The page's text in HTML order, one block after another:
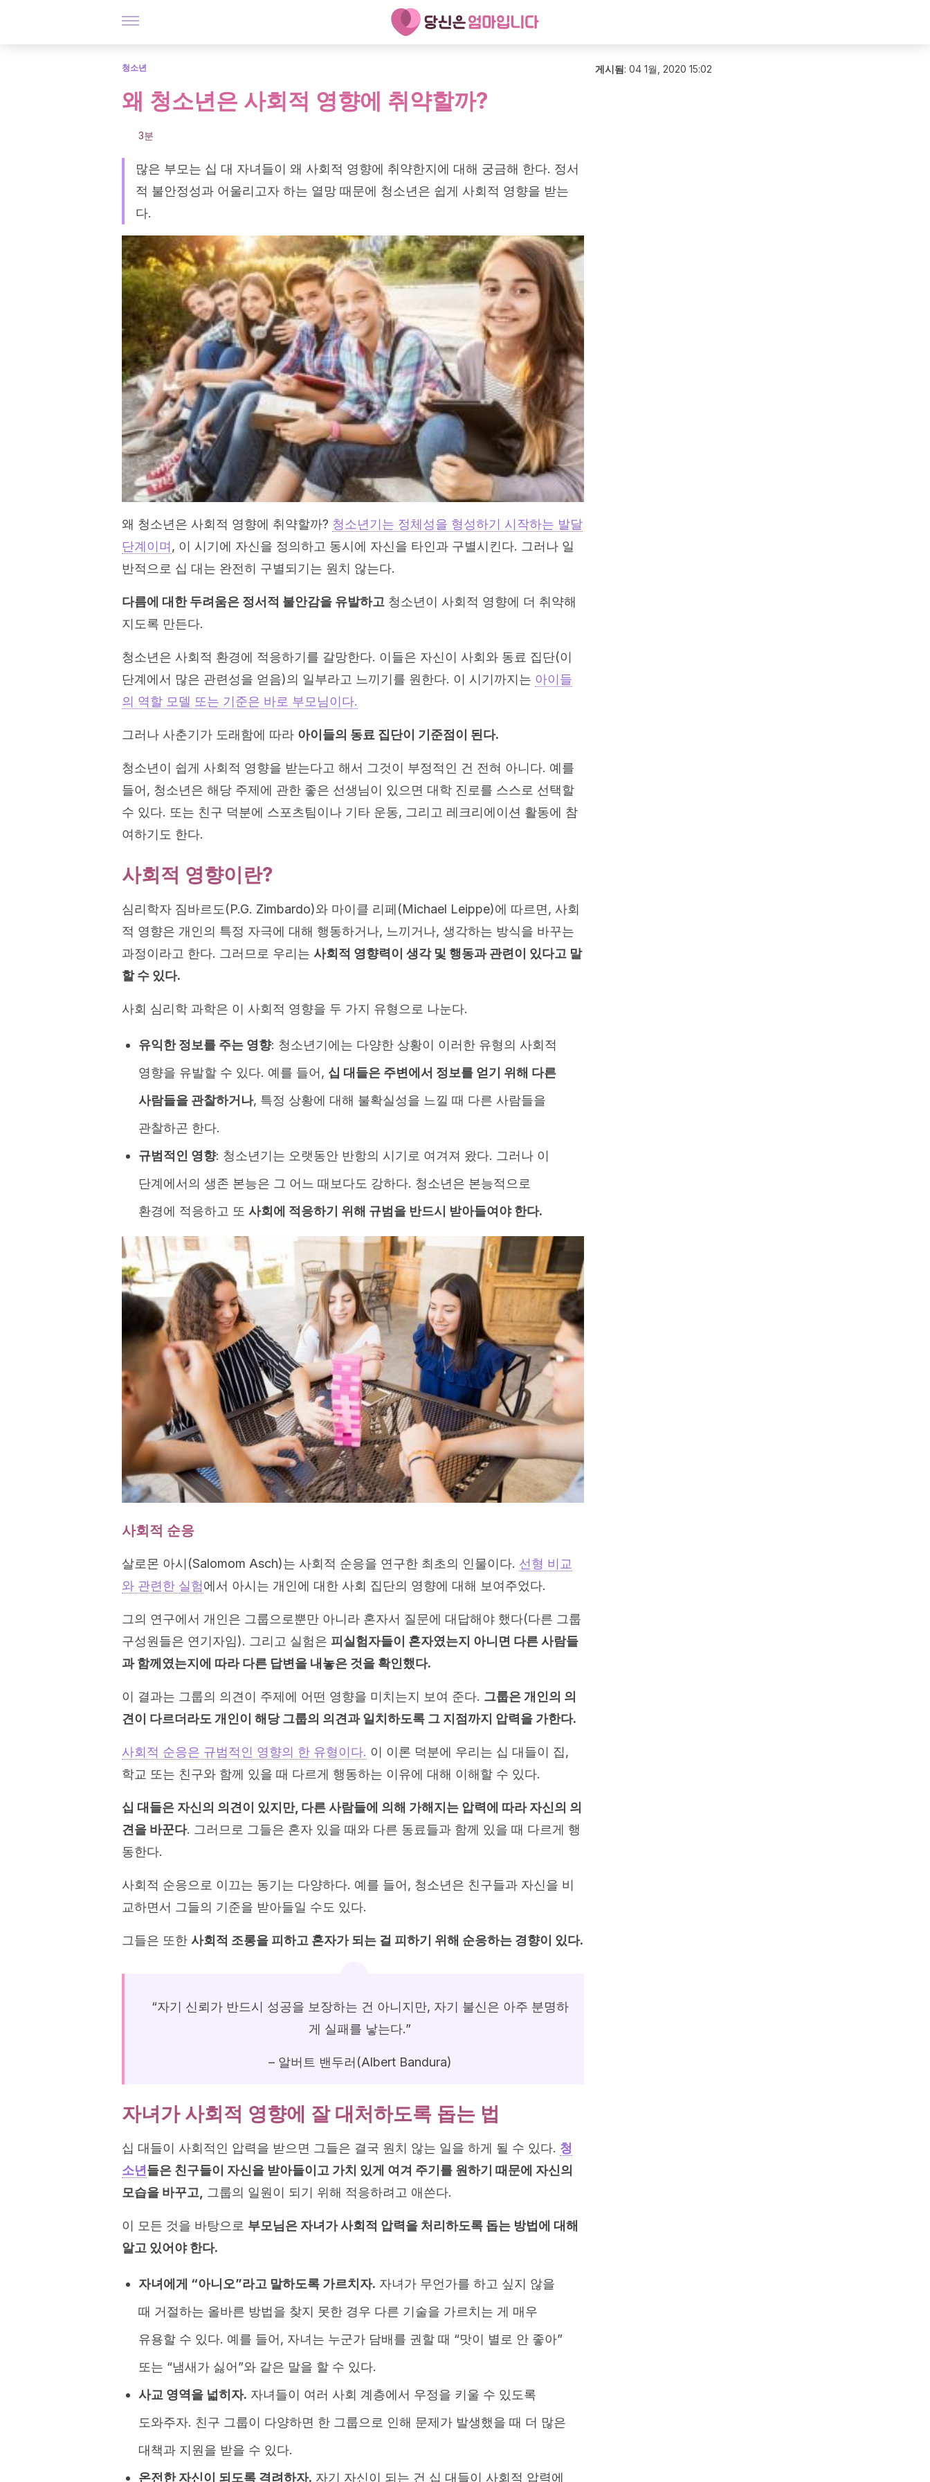
청소년
왜 청소년은 사회적 영향에 취약할까?
3분
많은 부모는 십 대 자녀들이 왜 사회적 영향에 취약한지에 대해 궁금해 한다. 정서
적 불안정성과 어울리고자 하는 열망 때문에 청소년은 쉽게 사회적 영향을 받는
다.
왜 청소년은 사회적 영향에 취약할까? 청소년기는 정체성을 형성하기 시작하는 발달
단계이며, 이 시기에 자신을 정의하고 동시에 자신을 타인과 구별시킨다. 그러나 일
반적으로 십 대는 완전히 구별되기는 원치 않는다.
다름에 대한 두려움은 정서적 불안감을 유발하고 청소년이 사회적 영향에 더 취약해
지도록 만든다.
청소년은 사회적 환경에 적응하기를 갈망한다. 이들은 자신이 사회와 동료 집단(이
단계에서 많은 관련성을 얻음)의 일부라고 느끼기를 원한다. 이 시기까지는 아이들
의 역할 모델 또는 기준은 바로 부모님이다.
그러나 사춘기가 도래함에 따라 아이들의 동료 집단이 기준점이 된다.
청소년이 쉽게 사회적 영향을 받는다고 해서 그것이 부정적인 건 전혀 아니다. 예를
들어, 청소년은 해당 주제에 관한 좋은 선생님이 있으면 대학 진로를 스스로 선택할
수 있다. 또는 친구 덕분에 스포츠팀이나 기타 운동, 그리고 레크리에이션 활동에 참
여하기도 한다.
사회적 영향이란?
심리학자 짐바르도(P.G. Zimbardo)와 마이클 리페(Michael Leippe)에 따르면, 사회
적 영향은 개인의 특정 자극에 대해 행동하거나, 느끼거나, 생각하는 방식을 바꾸는
과정이라고 한다. 그러므로 우리는 사회적 영향력이 생각 및 행동과 관련이 있다고 말
할 수 있다.
사회 심리학 과학은 이 사회적 영향을 두 가지 유형으로 나눈다.
유익한 정보를 주는 영향: 청소년기에는 다양한 상황이 이러한 유형의 사회적
영향을 유발할 수 있다. 예를 들어, 십 대들은 주변에서 정보를 얻기 위해 다른
사람들을 관찰하거나, 특정 상황에 대해 불확실성을 느낄 때 다른 사람들을
관찰하곤 한다.
규범적인 영향: 청소년기는 오랫동안 반항의 시기로 여겨져 왔다. 그러나 이
단계에서의 생존 본능은 그 어느 때보다도 강하다. 청소년은 본능적으로
환경에 적응하고 또 사회에 적응하기 위해 규범을 반드시 받아들여야 한다.
사회적 순응
살로몬 아시(Salomom Asch)는 사회적 순응을 연구한 최초의 인물이다. 선형 비교
와 관련한 실험에서 아시는 개인에 대한 사회 집단의 영향에 대해 보여주었다.
그의 연구에서 개인은 그룹으로뿐만 아니라 혼자서 질문에 대답해야 했다(다른 그룹
구성원들은 연기자임). 그리고 실험은 피실험자들이 혼자였는지 아니면 다른 사람들
과 함께였는지에 따라 다른 답변을 내놓은 것을 확인했다.
이 결과는 그룹의 의견이 주제에 어떤 영향을 미치는지 보여 준다. 그룹은 개인의 의
견이 다르더라도 개인이 해당 그룹의 의견과 일치하도록 그 지점까지 압력을 가한다.
사회적 순응은 규범적인 영향의 한 유형이다. 이 이론 덕분에 우리는 십 대들이 집,
학교 또는 친구와 함께 있을 때 다르게 행동하는 이유에 대해 이해할 수 있다.
십 대들은 자신의 의견이 있지만, 다른 사람들에 의해 가해지는 압력에 따라 자신의 의
견을 바꾼다. 그러므로 그들은 혼자 있을 때와 다른 동료들과 함께 있을 때 다르게 행
동한다.
사회적 순응으로 이끄는 동기는 다양하다. 예를 들어, 청소년은 친구들과 자신을 비
교하면서 그들의 기준을 받아들일 수도 있다.
그들은 또한 사회적 조롱을 피하고 혼자가 되는 걸 피하기 위해 순응하는 경향이 있다.
“자기 신뢰가 반드시 성공을 보장하는 건 아니지만, 자기 불신은 아주 분명하
게 실패를 낳는다.”
– 알버트 밴두러(Albert Bandura)
자녀가 사회적 영향에 잘 대처하도록 돕는 법
십 대들이 사회적인 압력을 받으면 그들은 결국 원치 않는 일을 하게 될 수 있다. 청
소년 들은 친구들이 자신을 받아들이고 가치 있게 여겨 주기를 원하기 때문에 자신의
모습을 바꾸고,
그룹의 일원이 되기 위해 적응하려고 애쓴다.
이 모든 것을 바탕으로 부모님은 자녀가 사회적 압력을 처리하도록 돕는 방법에 대해
알고 있어야 한다.
자녀에게 “아니오”라고 말하도록 가르치자. 자녀가 무언가를 하고 싶지 않을
때 거절하는 올바른 방법을 찾지 못한 경우 다른 기술을 가르치는 게 매우
유용할 수 있다. 예를 들어, 자녀는 누군가 담배를 권할 때 “맛이 별로 안 좋아”
또는 “냄새가 싫어”와 같은 말을 할 수 있다.
사교 영역을 넓히자. 자녀들이 여러 사회 계층에서 우정을 키울 수 있도록
도와주자. 친구 그룹이 다양하면 한 그룹으로 인해 문제가 발생했을 때 더 많은
대책과 지원을 받을 수 있다.
온전한 자신이 되도록 격려하자. 자기 자신이 되는 건 십 대들이 사회적 압력에
게시됨: 04 1월, 2020 15:02